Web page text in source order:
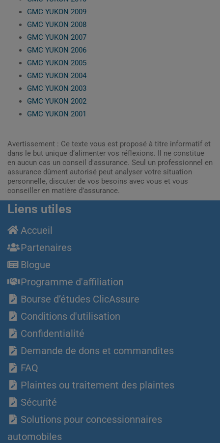
GMC YUKON 2009
GMC YUKON 2008
GMC YUKON 2007
GMC YUKON 2006
GMC YUKON 2005
GMC YUKON 2004
GMC YUKON 2003
GMC YUKON 2002
GMC YUKON 2001
Avertissement : Ce texte vous est proposé à titre informatif et
dans le but unique d’alimenter vos réflexions. Il ne constitue
en aucun cas un conseil d'assurance. Seul un professionnel en
assurance dûment autorisé peut analyser votre situation
personnelle, discuter de vos besoins avec vous et vous
conseiller en matière d’assurance.
Liens utiles
Accueil
Partenaires
Blogue
Programme d'affiliation
Bourse d’études ClicAssure
Conditions d'utilisation
Confidentialité
Demande de dons et commandites
FAQ
Plaintes ou traitement des plaintes
Sécurité
Solutions pour concessionnaires
automobiles